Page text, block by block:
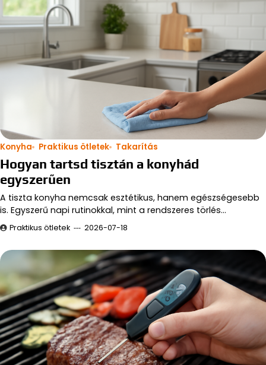
Konyha Praktikus ötletek Takarítás
Hogyan tartsd tisztán a konyhád
egyszerűen
A tiszta konyha nemcsak esztétikus, hanem egészségesebb
is. Egyszerű napi rutinokkal, mint a rendszeres törlés…
Praktikus ötletek 2026-07-18